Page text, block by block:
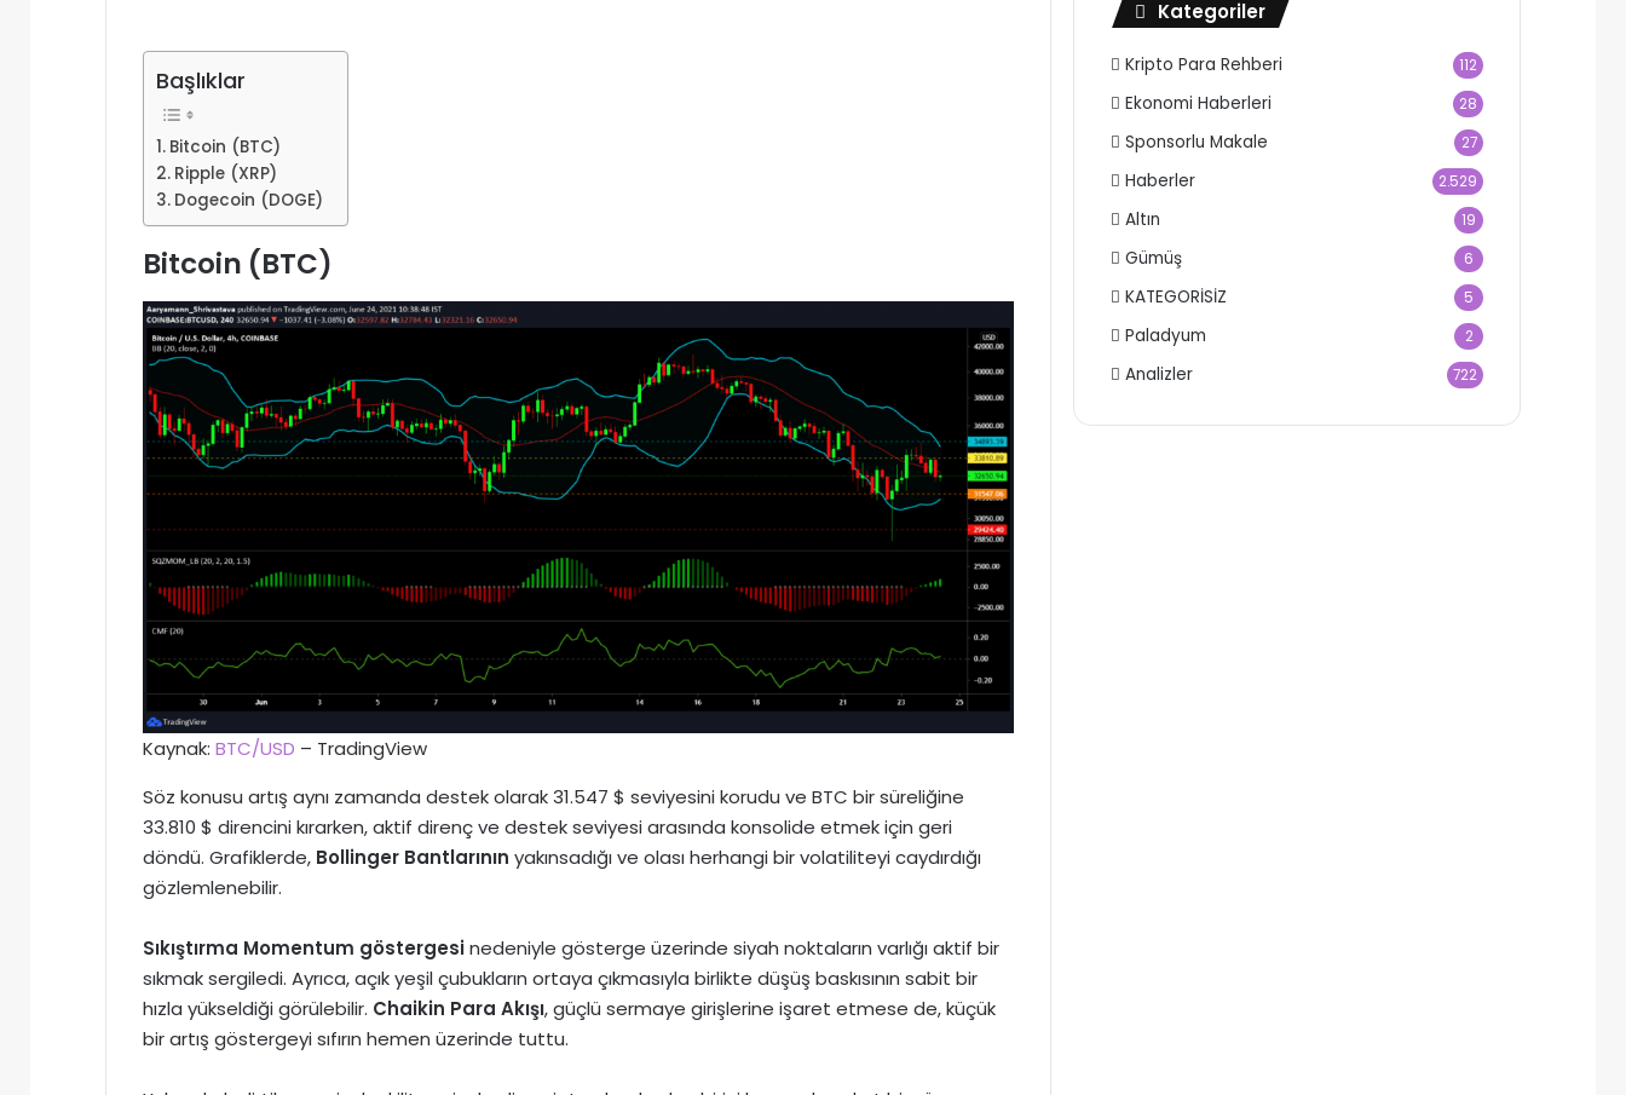
Başlıklar
Bitcoin (BTC)
Ripple (XRP)
Dogecoin (DOGE)
Bitcoin (BTC)
Kaynak: BTC/USD – TradingView
Söz konusu artış aynı zamanda destek olarak 31.547 $ seviyesini korudu ve BTC bir süreliğine
33.810 $ direncini kırarken, aktif direnç ve destek seviyesi arasında konsolide etmek için geri
döndü. Grafiklerde, Bollinger Bantlarının yakınsadığı ve olası herhangi bir volatiliteyi caydırdığı
gözlemlenebilir.
Sıkıştırma Momentum göstergesinedeniyle gösterge üzerinde siyah noktaların varlığı aktif bir
sıkmak sergiledi. Ayrıca, açık yeşil çubukların ortaya çıkmasıyla birlikte düşüş baskısının sabit bir
hızla yükseldiği görülebilir. Chaikin Para Akışı, güçlü sermaye girişlerine işaret etmese de, küçük
bir artış göstergeyi sıfırın hemen üzerinde tuttu.
Kategoriler
Kripto Para Rehberi 112
Ekonomi Haberleri 28
Sponsorlu Makale 27
Haberler 2.529
Altın 19
Gümüş 6
KATEGORİSİZ 5
Paladyum 2
Analizler 722